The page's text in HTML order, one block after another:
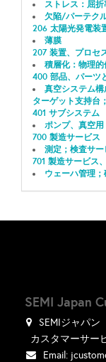
ストレス：屈
欠陥/パーテク
206 太陽光発電装
薄膜
207 装置、プロセ
積層化：物理
400 部品、パーツ
真空システム
ターゲット支持台
401 サブシステム
ポンプ、真空用
700 製造サービス
測定；検査サー
701 製造サービス
ウェーハ管理
SEMI Japan
SEMIジャパン
カスタマーサー
Email: